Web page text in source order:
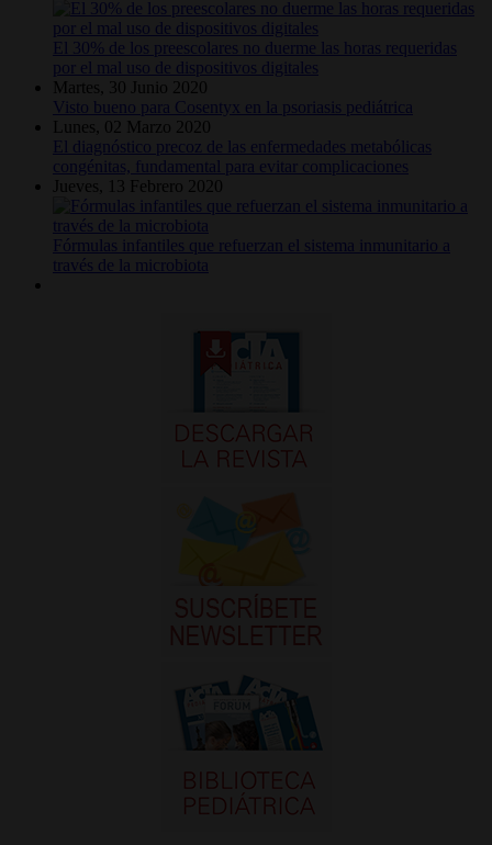
El 30% de los preescolares no duerme las horas requeridas
por el mal uso de dispositivos digitales
Martes, 30 Junio 2020
Visto bueno para Cosentyx en la psoriasis pediátrica
Lunes, 02 Marzo 2020
El diagnóstico precoz de las enfermedades metabólicas
congénitas, fundamental para evitar complicaciones
Jueves, 13 Febrero 2020
Fórmulas infantiles que refuerzan el sistema inmunitario a
través de la microbiota